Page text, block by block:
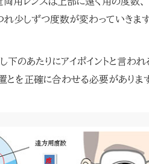
れ少しずつ度数が変わっていきます
下のあたりにアイポイントと言わ
とを正確に合わせる必要があります